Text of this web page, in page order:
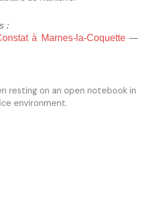
:
à Marnes-la-Coquette—